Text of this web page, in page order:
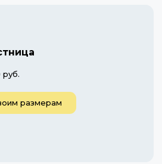
руб.
размерам